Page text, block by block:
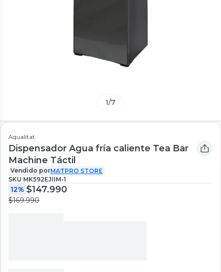
1/7
Aqualitat
Dispensador Agua fría caliente Tea Bar
Machine Táctil
Vendido porMATPRO STORE
SKU MK592EJIIM-1
12% $147.990
$169.990